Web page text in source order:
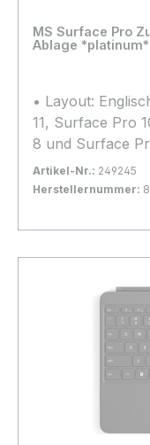
MS Surface Pro
Ablage
• Layout:
11, Surface Pro
8 und Surface
Schutzhülle
Artikel-Nr.: 249245
Herstellernummer:
In den